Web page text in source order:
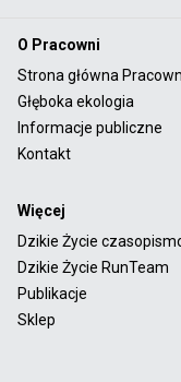
O Pracowni
Strona główna
Głęboka ekologia
Informacje publiczne
Kontakt
Więcej
Dzikie Życie
Dzikie Życie RunTeam
Publikacje
Sklep